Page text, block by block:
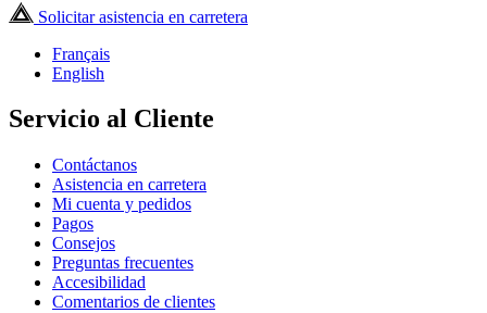
Solicitar asistencia en carretera
Français
English
Servicio al Cliente
Contáctanos
Asistencia en carretera
Mi cuenta y pedidos
Pagos
Consejos
Preguntas frecuentes
Accesibilidad
Comentarios de clientes